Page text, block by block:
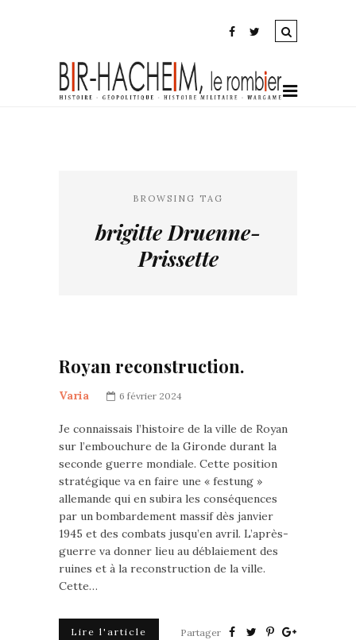
BROWSING TAG
brigitte Druenne-
Prissette
Royan reconstruction.
Varia 6 février 2024
Je connaissais l’histoire de la ville de Royan
sur l’embouchure de la Gironde durant la
seconde guerre mondiale. Cette position
stratégique va en faire une « festung »
allemande qui en subira les conséquences
par un bombardement massif dès janvier
1945 et des combats jusqu’en avril. L’après-
guerre va donner lieu au déblaiement des
ruines et à la reconstruction de la ville.
Cette…
Lire l'article Partager